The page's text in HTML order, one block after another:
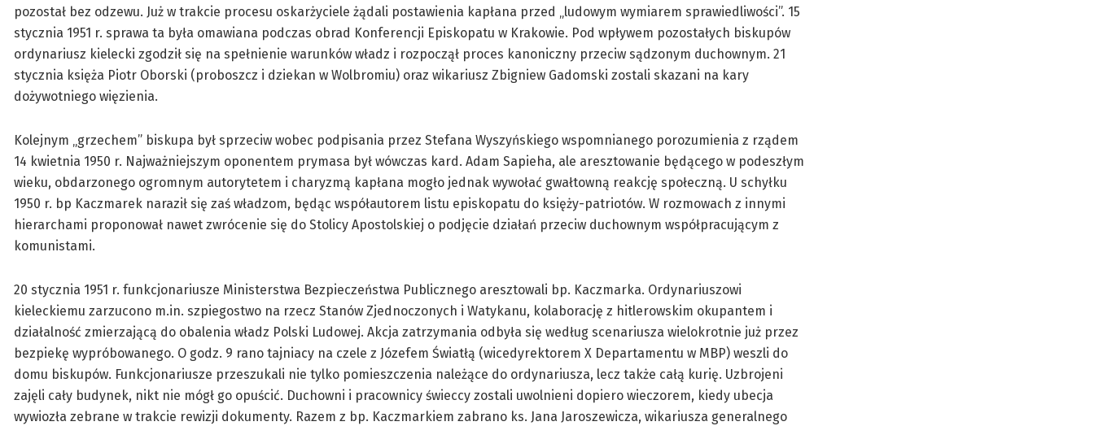
pozostał bez odzewu. Już w trakcie procesu oskarżyciele żądali postawienia kapłana przed „ludowym wymiarem sprawiedliwości”. 15
stycznia 1951 r. sprawa ta była omawiana podczas obrad Konferencji Episkopatu w Krakowie. Pod wpływem pozostałych biskupów
ordynariusz kielecki zgodził się na spełnienie warunków władz i rozpoczął proces kanoniczny przeciw sądzonym duchownym. 21
stycznia księża Piotr Oborski (proboszcz i dziekan w Wolbromiu) oraz wikariusz Zbigniew Gadomski zostali skazani na kary
dożywotniego więzienia.
Kolejnym „grzechem” biskupa był sprzeciw wobec podpisania przez Stefana Wyszyńskiego wspomnianego porozumienia z rządem
14 kwietnia 1950 r. Najważniejszym oponentem prymasa był wówczas kard. Adam Sapieha, ale aresztowanie będącego w podeszłym
wieku, obdarzonego ogromnym autorytetem i charyzmą kapłana mogło jednak wywołać gwałtowną reakcję społeczną. U schyłku
1950 r. bp Kaczmarek naraził się zaś władzom, będąc współautorem listu episkopatu do księży-patriotów. W rozmowach z innymi
hierarchami proponował nawet zwrócenie się do Stolicy Apostolskiej o podjęcie działań przeciw duchownym współpracującym z
komunistami.
20 stycznia 1951 r. funkcjonariusze Ministerstwa Bezpieczeństwa Publicznego aresztowali bp. Kaczmarka. Ordynariuszowi
kieleckiemu zarzucono m.in. szpiegostwo na rzecz Stanów Zjednoczonych i Watykanu, kolaborację z hitlerowskim okupantem i
działalność zmierzającą do obalenia władz Polski Ludowej. Akcja zatrzymania odbyła się według scenariusza wielokrotnie już przez
bezpiekę wypróbowanego. O godz. 9 rano tajniacy na czele z Józefem Światłą (wicedyrektorem X Departamentu w MBP) weszli do
domu biskupów. Funkcjonariusze przeszukali nie tylko pomieszczenia należące do ordynariusza, lecz także całą kurię. Uzbrojeni
zajęli cały budynek, nikt nie mógł go opuścić. Duchowni i pracownicy świeccy zostali uwolnieni dopiero wieczorem, kiedy ubecja
wywiozła zebrane w trakcie rewizji dokumenty. Razem z bp. Kaczmarkiem zabrano ks. Jana Jaroszewicza, wikariusza generalnego